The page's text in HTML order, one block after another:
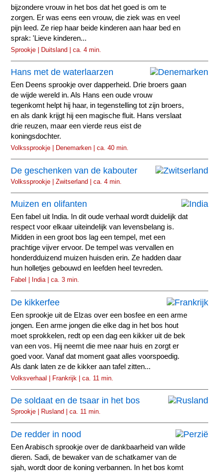
bijzondere vrouw in het bos dat het goed is om te
zorgen. Er was eens een vrouw, die ziek was en veel
pijn leed. Ze riep haar beide kinderen aan haar bed en
sprak: 'Lieve kinderen...
Sprookje | Duitsland | ca. 4 min.
Hans met de waterlaarzen
Een Deens sprookje over dapperheid. Drie broers gaan
de wijde wereld in. Als Hans een oude vrouw
tegenkomt helpt hij haar, in tegenstelling tot zijn broers,
en als dank krijgt hij een magische fluit. Hans verslaat
drie reuzen, maar een vierde reus eist de
koningsdochter.
Volkssprookje | Denemarken | ca. 40 min.
De geschenken van de kabouter
Volkssprookje | Zwitserland | ca. 4 min.
Muizen en olifanten
Een fabel uit India. In dit oude verhaal wordt duidelijk dat
respect voor elkaar uiteindelijk van levensbelang is.
Midden in een groot bos lag een tempel, met een
prachtige vijver ervoor. De tempel was vervallen en
honderdduizend muizen huisden erin. Ze hadden daar
hun holletjes gebouwd en leefden heel tevreden.
Fabel | India | ca. 3 min.
De kikkerfee
Een sprookje uit de Elzas over een bosfee en een arme
jongen. Een arme jongen die elke dag in het bos hout
moet sprokkelen, redt op een dag een kikker uit de bek
van een vos. Hij neemt die mee naar huis en zorgt er
goed voor. Vanaf dat moment gaat alles voorspoedig.
Als dank laten ze de kikker aan tafel zitten...
Volksverhaal | Frankrijk | ca. 11 min.
De soldaat en de tsaar in het bos
Sprookje | Rusland | ca. 11 min.
De redder in nood
Een Arabisch sprookje over de dankbaarheid van wilde
dieren. Sadi, de bewaker van de schatkamer van de
sjah, wordt door de koning verbannen. In het bos komt